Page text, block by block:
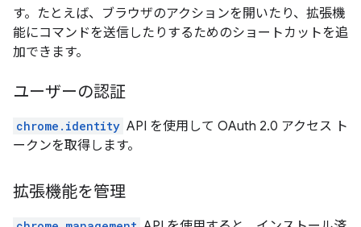
す。たとえば、ブラウザのアクションを開いたり、拡張機
能にコマンドを送信したりするためのショートカットを追
加できます。
ユーザーの認証
chrome.identity API を使用して OAuth 2.0 アクセス ト
ークンを取得します。
拡張機能を管理